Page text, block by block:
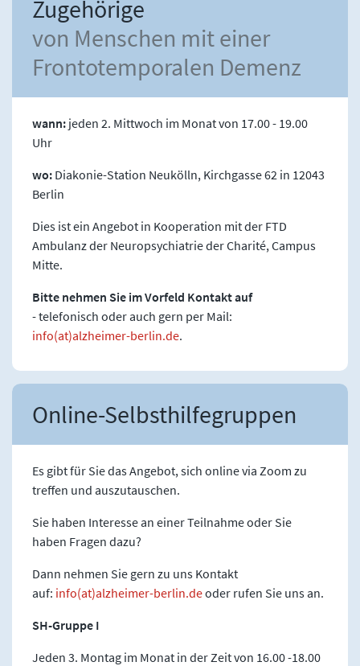
Zugehörige
von Menschen mit einer
Frontotemporalen Demenz
wann: jeden 2. Mittwoch im Monat von 17.00 - 19.00
Uhr
wo: Diakonie-Station Neukölln, Kirchgasse 62 in 12043
Berlin
Dies ist ein Angebot in Kooperation mit der FTD
Ambulanz der Neuropsychiatrie der Charité, Campus
Mitte.
Bitte nehmen Sie im Vorfeld Kontakt auf
- telefonisch oder auch gern per Mail:
info(at)alzheimer-berlin.de.
Online-Selbsthilfegruppen
Es gibt für Sie das Angebot, sich online via Zoom zu
treffen und auszutauschen.
Sie haben Interesse an einer Teilnahme oder Sie
haben Fragen dazu?
Dann nehmen Sie gern zu uns Kontakt
auf: info(at)alzheimer-berlin.deoder rufen Sie uns an.
SH-Gruppe I
Jeden 3. Montag im Monat in der Zeit von 16.00 -18.00